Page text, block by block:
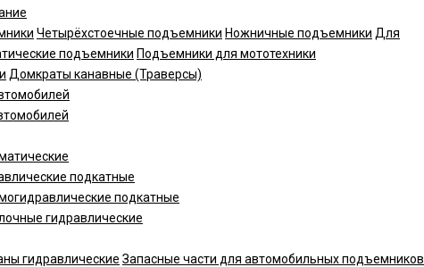
Четырёхстоечные подъемники Ножничные подъемники Для
подъемники Подъемники для мототехники
Домкраты канавные (Траверсы)
подкатные
подкатные
гидравлические
гидравлические Запасные части для автомобильных подъемников